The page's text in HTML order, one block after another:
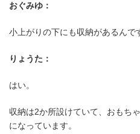
おぐみゆ：
小上がりの下にも収納があるんで
りょうた：
はい。
収納は2か所設けていて、おもち
になっています。